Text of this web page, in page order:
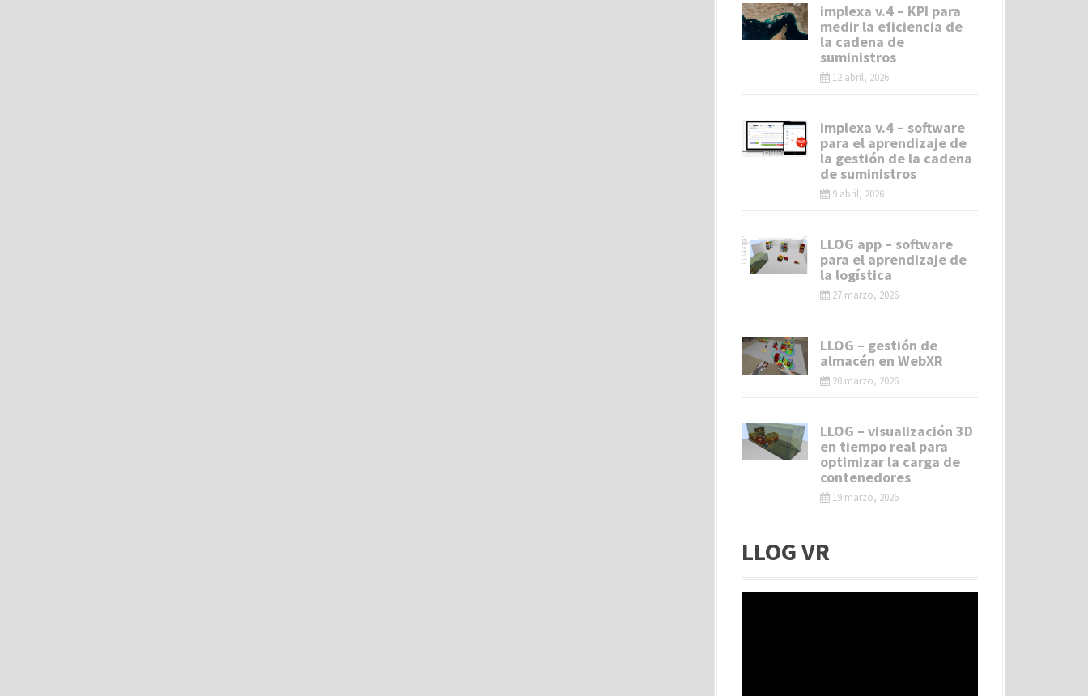
implexa v.4 – KPI para
medir la eficiencia de
la cadena de
suministros
12 abril, 2026
implexa v.4 – software
para el aprendizaje de
la gestión de la cadena
de suministros
9 abril, 2026
LLOG app – software
para el aprendizaje de
la logística
27 marzo, 2026
LLOG – gestión de
almacén en WebXR
20 marzo, 2026
LLOG – visualización 3D
en tiempo real para
optimizar la carga de
contenedores
19 marzo, 2026
LLOG VR